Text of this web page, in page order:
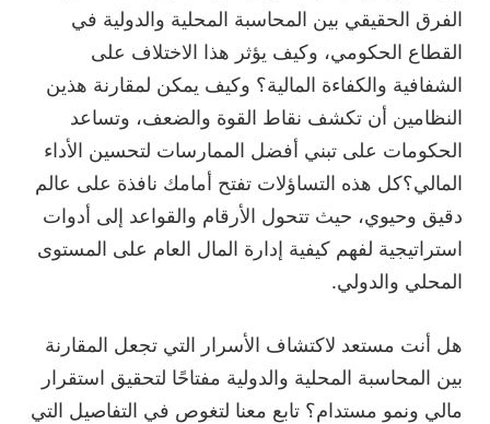
الفرق الحقيقي بين المحاسبة المحلية والدولية في
القطاع الحكومي، وكيف يؤثر هذا الاختلاف على
الشفافية والكفاءة المالية؟ وكيف يمكن لمقارنة هذين
النظامين أن تكشف نقاط القوة والضعف، وتساعد
الحكومات على تبني أفضل الممارسات لتحسين الأداء
المالي؟كل هذه التساؤلات تفتح أمامك نافذة على عالم
دقيق وحيوي، حيث تتحول الأرقام والقواعد إلى أدوات
استراتيجية لفهم كيفية إدارة المال العام على المستوى
المحلي والدولي.
هل أنت مستعد لاكتشاف الأسرار التي تجعل المقارنة
بين المحاسبة المحلية والدولية مفتاحًا لتحقيق استقرار
مالي ونمو مستدام؟ تابع معنا لتغوص في التفاصيل التي